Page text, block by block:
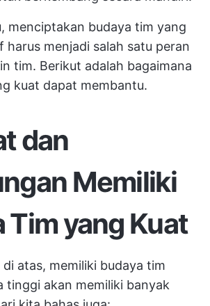
menciptakan budaya tim yang
harus menjadi salah satu peran
tim. Berikut adalah bagaimana
kuat dapat membantu.
dan
Memiliki
Tim yang Kuat
atas, memiliki budaya tim
tinggi akan memiliki banyak